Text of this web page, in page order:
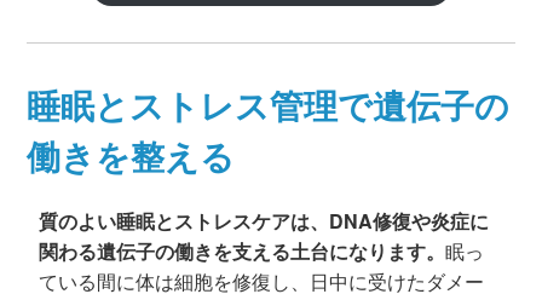
睡眠とストレス管理で遺伝子の
働きを整える
質のよい睡眠とストレスケアは、DNA修復や炎症に
関わる遺伝子の働きを支える土台になります。眠っ
ている間に体は細胞を修復し、日中に受けたダメー